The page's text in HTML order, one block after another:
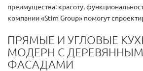
преимущества: красоту,
компании «Stim Group» помогут
ПРЯМЫЕ И УГЛОВЫЕ
МОДЕРН С
ФАСАДАМИ